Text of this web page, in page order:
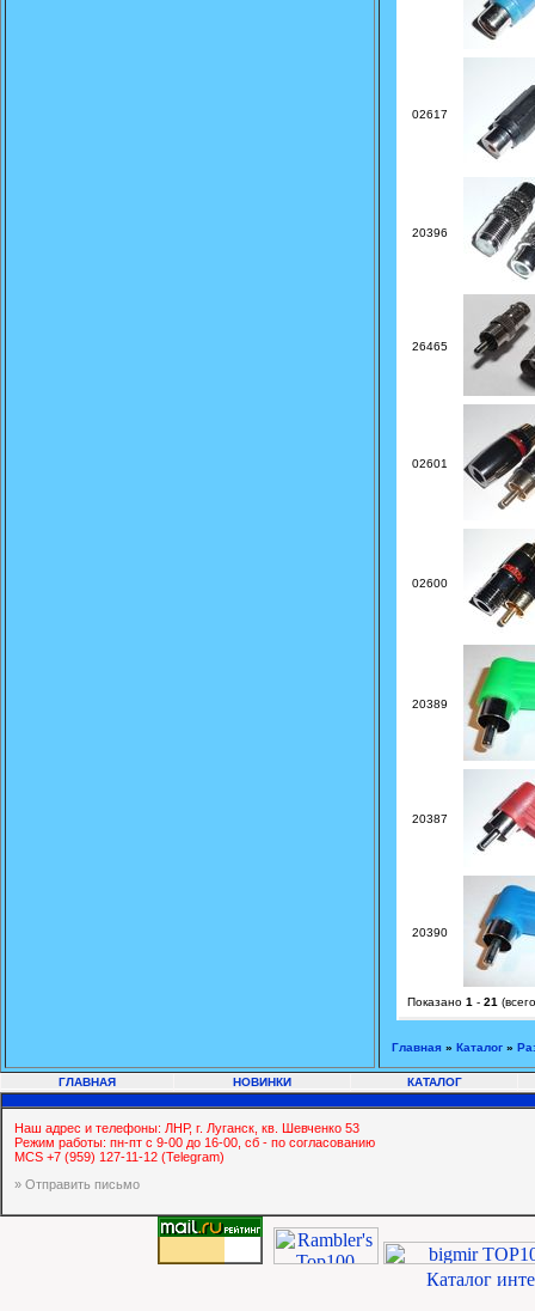
02617
20396
26465
02601
02600
20389
20387
20390
Показано 1 - 21
Главная » Каталог »
ГЛАВНАЯ НОВИНКИ КАТАЛОГ
Наш адрес и телефоны: ЛНР, г. Луганск, кв. Шевченко 53
Режим работы: пн-пт с 9-00 до 16-00, сб - по согласованию
MCS +7 (959) 127-11-12 (Telegram)
» Отправить письмо
Каталог